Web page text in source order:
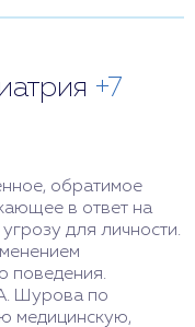
+7
обратимое
в ответ на
для личности.
поведения.
Шурова по
медицинскую,